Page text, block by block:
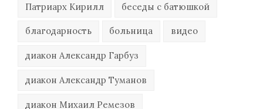
Патриарх Кирилл беседы с батюшкой
благодарность больница видео
диакон Александр Гарбуз
диакон Александр Туманов
диакон Михаил Ремезов